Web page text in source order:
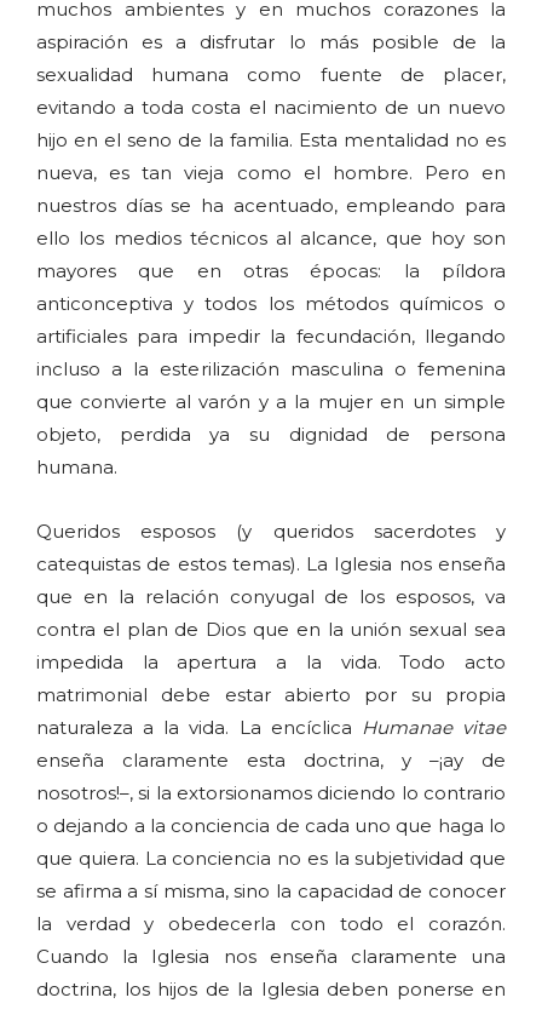
muchos ambientes y en muchos corazones la
aspiración es a disfrutar lo más posible de la
sexualidad humana como fuente de placer,
evitando a toda costa el nacimiento de un nuevo
hijo en el seno de la familia. Esta mentalidad no es
nueva, es tan vieja como el hombre. Pero en
nuestros días se ha acentuado, empleando para
ello los medios técnicos al alcance, que hoy son
mayores que en otras épocas: la píldora
anticonceptiva y todos los métodos químicos o
artificiales para impedir la fecundación, llegando
incluso a la esterilización masculina o femenina
que convierte al varón y a la mujer en un simple
objeto, perdida ya su dignidad de persona
humana.
Queridos esposos (y queridos sacerdotes y
catequistas de estos temas). La Iglesia nos enseña
que en la relación conyugal de los esposos, va
contra el plan de Dios que en la unión sexual sea
impedida la apertura a la vida. Todo acto
matrimonial debe estar abierto por su propia
naturaleza a la vida. La encíclica Humanae vitae
enseña claramente esta doctrina, y –¡ay de
nosotros!–, si la extorsionamos diciendo lo contrario
o dejando a la conciencia de cada uno que haga lo
que quiera. La conciencia no es la subjetividad que
se afirma a sí misma, sino la capacidad de conocer
la verdad y obedecerla con todo el corazón.
Cuando la Iglesia nos enseña claramente una
doctrina, los hijos de la Iglesia deben ponerse en